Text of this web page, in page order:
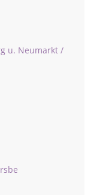
u. Neumarkt /